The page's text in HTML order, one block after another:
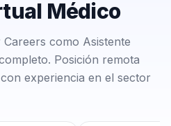
Médico
como Asistente
Posición remota
experiencia en el sector